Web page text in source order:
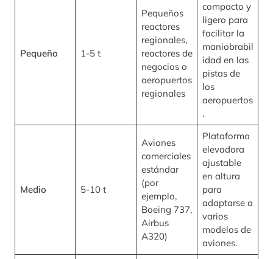
Pequeño 1-5 t
Pequeños
reactores
regionales,
reactores de
negocios o
aeropuertos
regionales
compacto y
ligero para
facilitar la
maniobrabil
idad en las
pistas de
los
aeropuertos
.
Medio 5-10 t
Aviones
comerciales
estándar
(por
ejemplo,
Boeing 737,
Airbus
A320)
Plataforma
elevadora
ajustable
en altura
para
adaptarse a
varios
modelos de
aviones.